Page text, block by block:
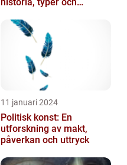
11 januari 2024
Politisk konst: En
utforskning av makt,
påverkan och uttryck